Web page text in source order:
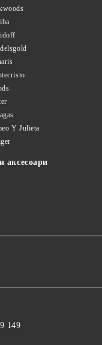
Y Julieta
аксесоари
149